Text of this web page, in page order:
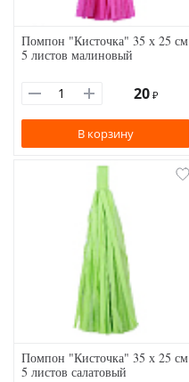
Помпон "Кисточка" 35 х 25 см
5 листов малиновый
20 ₽
В корзину
Помпон "Кисточка" 35 х 25 см
5 листов салатовый